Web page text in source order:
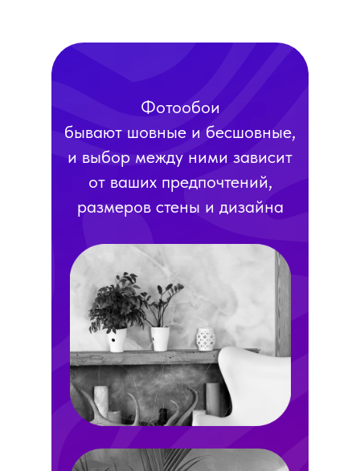
Фотообои
бывают шовные и бесшовные,
и выбор между ними зависит
от ваших предпочтений,
размеров стены и дизайна